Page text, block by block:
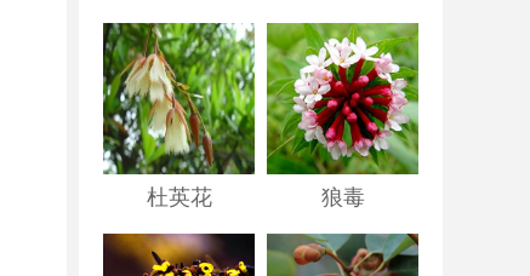
杜英花 狼毒